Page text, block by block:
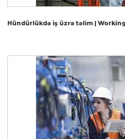
Hündürlükdə iş üzrə təlim |